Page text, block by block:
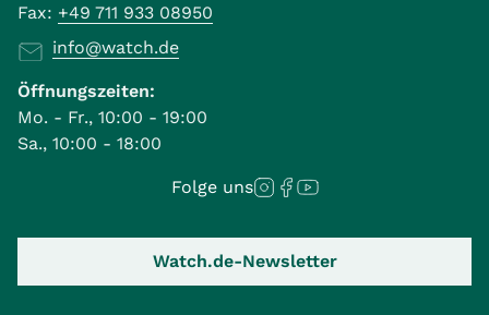
Fax: +49 711 933 08950
info@watch.de
Öffnungszeiten:
Mo. - Fr., 10:00 - 19:00
Sa., 10:00 - 18:00
Folge uns
Watch.de-Newsletter